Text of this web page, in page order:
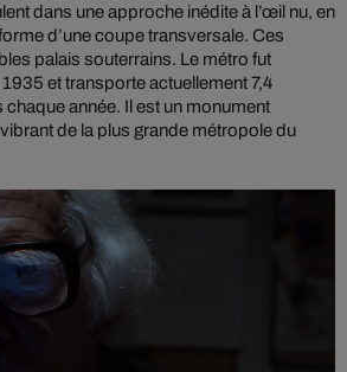
dans une approche inédite à l’œil nu, en
d’une coupe transversale. Ces
palais souterrains. Le métro fut
et transporte actuellement 7,4
année. Il est un monument
de la plus grande métropole du